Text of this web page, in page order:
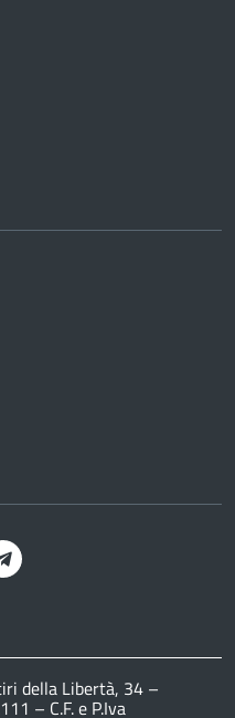
Telegram
della Libertà, 34 –
– C.F. e P.Iva